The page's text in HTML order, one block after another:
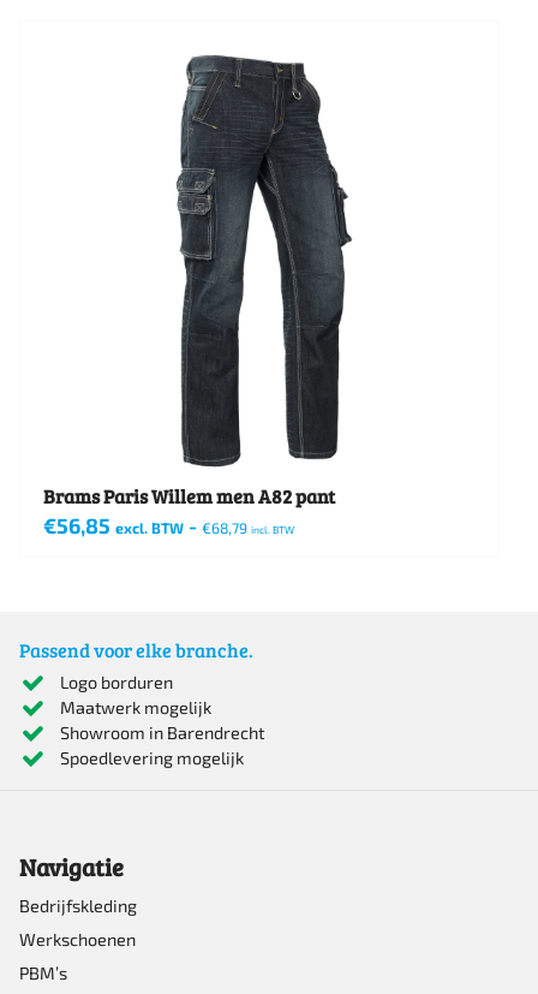
Brams Paris Willem men A82 pant
€56,85 excl. BTW - €68,79 incl. BTW
meerdere
variaties.
Deze
gekozen
worden
op
de
Passend voor elke branche.
Logo borduren
Maatwerk mogelijk
Showroom in Barendrecht
Spoedlevering mogelijk
Navigatie
Bedrijfskleding
Werkschoenen
PBM’s